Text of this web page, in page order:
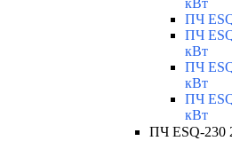
кВт
ПЧ
ПЧ
кВт
ПЧ
кВт
ПЧ
кВт
ПЧ ESQ-230